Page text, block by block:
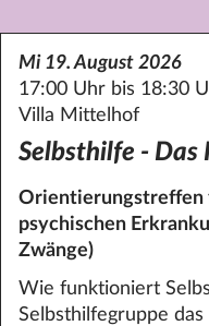
Mi 19. August 2026
17:00 Uhr bis 18:30
Villa Mittelhof
Selbsthilfe - Das
Orientierungstreffen
psychischen
Zwänge)
Wie funktioniert
Selbsthilfegruppe